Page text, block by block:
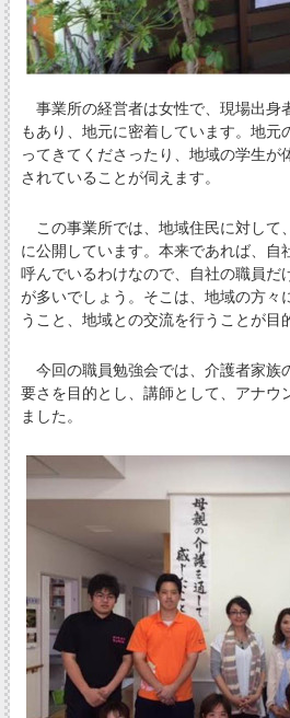
事業所の経営者は女性で、現場出身
もあり、地元に密着しています。地元
ってきてくださったり、地域の学生が
されていることが伺えます。
この事業所では、地域住民に対して
に公開しています。本来であれば、自
呼んでいるわけなので、自社の職員だ
が多いでしょう。そこは、地域の方々
うこと、地域との交流を行うことが目
今回の職員勉強会では、介護者家族
要さを目的とし、講師として、アナウ
ました。